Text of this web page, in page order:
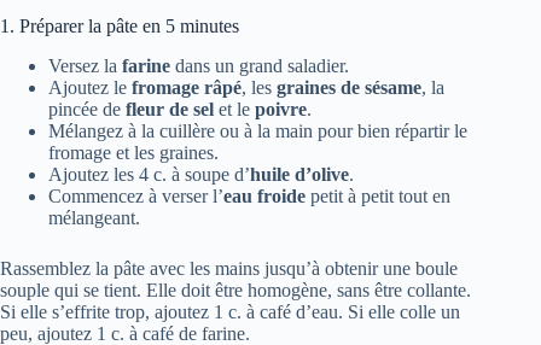
1. Préparer la pâte en 5 minutes
Versez la farine dans un grand saladier.
Ajoutez le fromage râpé, les graines de sésame, la
pincée de fleur de sel et le poivre.
Mélangez à la cuillère ou à la main pour bien répartir le
fromage et les graines.
Ajoutez les 4 c. à soupe d’huile d’olive.
Commencez à verser l’eau froide petit à petit tout en
mélangeant.
Rassemblez la pâte avec les mains jusqu’à obtenir une boule
souple qui se tient. Elle doit être homogène, sans être collante.
Si elle s’effrite trop, ajoutez 1 c. à café d’eau. Si elle colle un
peu, ajoutez 1 c. à café de farine.